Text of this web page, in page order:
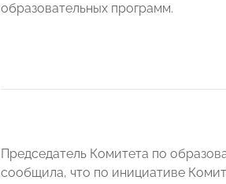
образовательных программ.
Председатель Комитета по
сообщила, что по инициативе